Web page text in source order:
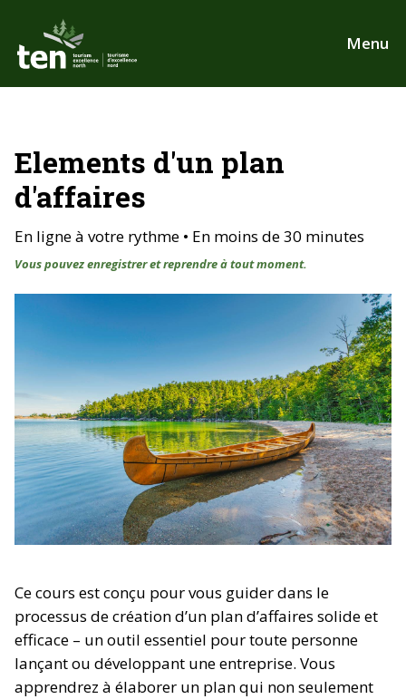
contenu
principal
Menu
Elements d'un plan
d'affaires
En ligne à votre rythme • En moins de 30 minutes
Vous pouvez enregistrer et reprendre à tout moment.
Ce cours est conçu pour vous guider dans le
processus de création d’un plan d’affaires solide et
efficace – un outil essentiel pour toute personne
lançant ou développant une entreprise. Vous
apprendrez à élaborer un plan qui non seulement